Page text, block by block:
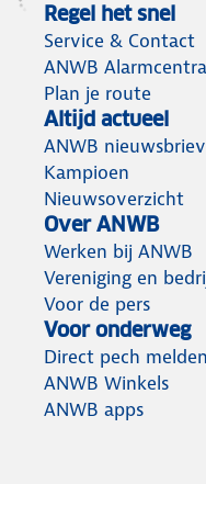
Regel het snel
Service & Contact
ANWB
Plan je route
Altijd actueel
ANWB
Kampioen
Nieuwsoverzicht
Over ANWB
Werken bij ANWB
Vereniging en
Voor de pers
Voor onderweg
Direct pech melden
ANWB Winkels
ANWB apps